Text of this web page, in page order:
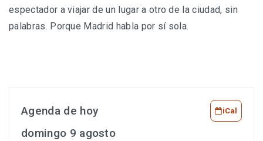
espectador a viajar de un lugar a otro de la ciudad, sin
palabras. Porque Madrid habla por sí sola.
Agenda de hoy iCal
domingo 9 agosto